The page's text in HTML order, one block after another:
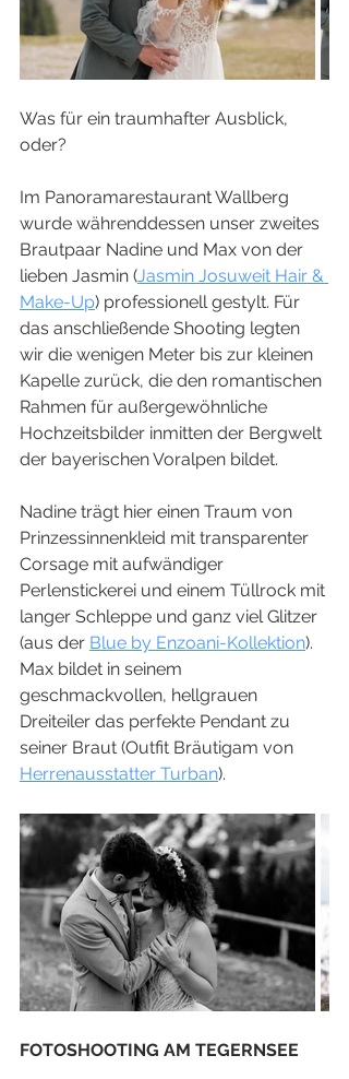
Was für ein traumhafter Ausblick,
oder?
Im Panoramarestaurant Wallberg
wurde währenddessen unser zweites
Brautpaar Nadine und Max von der
lieben Jasmin (Jasmin Josuweit Hair &
Make-Up) professionell gestylt. Für
das anschließende Shooting legten
wir die wenigen Meter bis zur kleinen
Kapelle zurück, die den romantischen
Rahmen für außergewöhnliche
Hochzeitsbilder inmitten der Bergwelt
der bayerischen Voralpen bildet.
Nadine trägt hier einen Traum von
Prinzessinnenkleid mit transparenter
Corsage mit aufwändiger
Perlenstickerei und einem Tüllrock mit
langer Schleppe und ganz viel Glitzer
(aus der Blue by Enzoani-Kollektion).
Max bildet in seinem
geschmackvollen, hellgrauen
Dreiteiler das perfekte Pendant zu
seiner Braut (Outfit Bräutigam von
Herrenausstatter Turban).
FOTOSHOOTING AM TEGERNSEE